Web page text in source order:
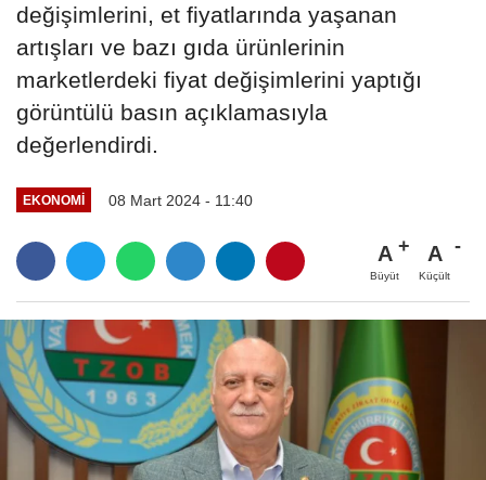
değişimlerini, et fiyatlarında yaşanan
artışları ve bazı gıda ürünlerinin
marketlerdeki fiyat değişimlerini yaptığı
görüntülü basın açıklamasıyla
değerlendirdi.
EKONOMI 08 Mart 2024 - 11:40
A
Büyüt
A
Küçült